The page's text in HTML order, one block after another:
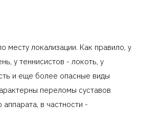
месту локализации. Как правило, у
у теннисистов - локоть, у
и еще более опасные виды
переломы суставов
в частности -